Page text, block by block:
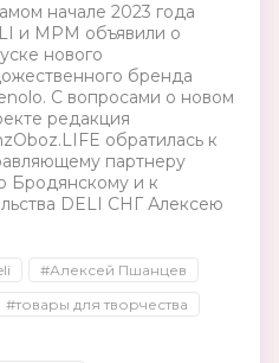
начале 2023 года
и MPM объявили о
нового
бренда
С вопросами о новом
редакция
обратилась к
партнеру
Бродянскому и к
DELI СНГ Алексею
#Алексей Пшанцев
#товары для творчества